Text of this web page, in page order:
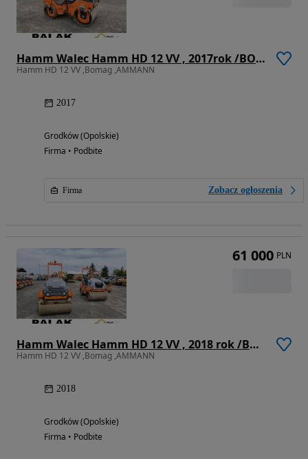
Hamm Walec Hamm HD 12 VV , 2017rok /BOMAG
Hamm HD 12 VV ,Bomag ,AMMANN
2017
Grodków (Opolskie)
Firma • Podbite
Firma Zobacz ogłoszenia
Hamm Walec Hamm HD 12 VV , 2018 rok /BOMAG
Hamm HD 12 VV ,Bomag ,AMMANN
2018
Grodków (Opolskie)
Firma • Podbite
61 000 PLN